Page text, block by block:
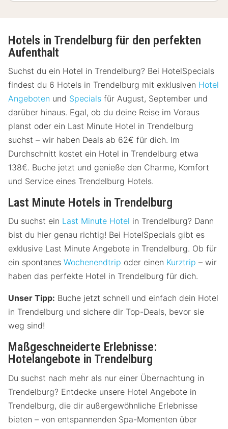
Hotels in Trendelburg für den perfekten
Aufenthalt
Suchst du ein Hotel in Trendelburg? Bei HotelSpecials
findest du 6 Hotels in Trendelburg mit exklusiven Hotel
Angeboten und Specials für August, September und
darüber hinaus. Egal, ob du deine Reise im Voraus
planst oder ein Last Minute Hotel in Trendelburg
suchst – wir haben Deals ab 62€ für dich. Im
Durchschnitt kostet ein Hotel in Trendelburg etwa
138€. Buche jetzt und genieße den Charme, Komfort
und Service eines Trendelburg Hotels.
Last Minute Hotels in Trendelburg
Du suchst ein Last Minute Hotel in Trendelburg? Dann
bist du hier genau richtig! Bei HotelSpecials gibt es
exklusive Last Minute Angebote in Trendelburg. Ob für
ein spontanes Wochenendtrip oder einen Kurztrip – wir
haben das perfekte Hotel in Trendelburg für dich.
Unser Tipp: Buche jetzt schnell und einfach dein Hotel
in Trendelburg und sichere dir Top-Deals, bevor sie
weg sind!
Maßgeschneiderte Erlebnisse:
Hotelangebote in Trendelburg
Du suchst nach mehr als nur einer Übernachtung in
Trendelburg? Entdecke unsere Hotel Angebote in
Trendelburg, die dir außergewöhnliche Erlebnisse
bieten – von entspannenden Spa-Momenten über